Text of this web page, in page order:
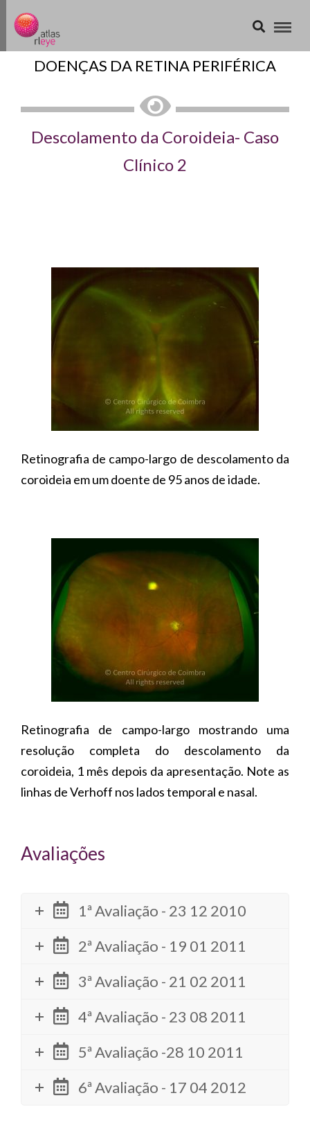
DOENÇAS DA RETINA PERIFÉRICA
Descolamento da Coroideia- Caso
Clínico 2
Retinografia de campo-largo de descolamento da
coroideia em um doente de 95 anos de idade.
Retinografia de campo-largo mostrando uma
resolução completa do descolamento da
coroideia, 1 mês depois da apresentação. Note as
linhas de Verhoff nos lados temporal e nasal.
Avaliações
1ª Avaliação - 23 12 2010
2ª Avaliação - 19 01 2011
3ª Avaliação - 21 02 2011
4ª Avaliação - 23 08 2011
5ª Avaliação -28 10 2011
6ª Avaliação - 17 04 2012